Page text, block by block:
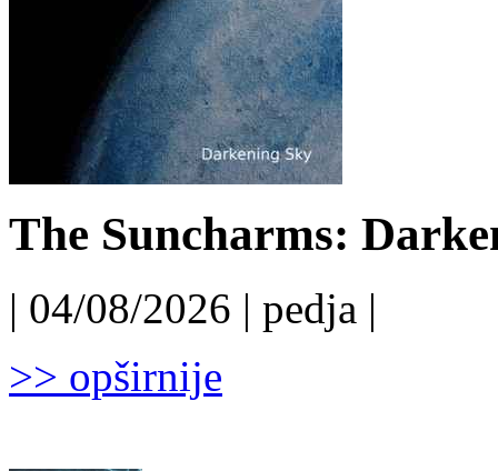
The Suncharms:
| 04/08/2026 | pedja |
>> opširnije